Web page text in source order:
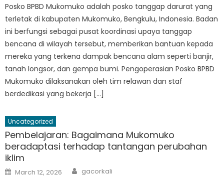
Posko BPBD Mukomuko adalah posko tanggap darurat yang
terletak di kabupaten Mukomuko, Bengkulu, Indonesia. Badan
ini berfungsi sebagai pusat koordinasi upaya tanggap
bencana di wilayah tersebut, memberikan bantuan kepada
mereka yang terkena dampak bencana alam seperti banjir,
tanah longsor, dan gempa bumi. Pengoperasian Posko BPBD
Mukomuko dilaksanakan oleh tim relawan dan staf
berdedikasi yang bekerja […]
Uncategorized
Pembelajaran: Bagaimana Mukomuko
beradaptasi terhadap tantangan perubahan
iklim
Posted
March 12, 2026 Author
gacorkali